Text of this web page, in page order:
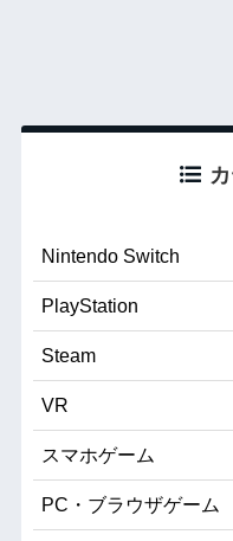
Nintendo Switch
PlayStation
Steam
VR
スマホゲーム
PC・ブラウザゲーム